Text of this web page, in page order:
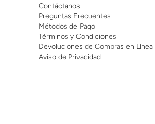
Contáctanos
Preguntas Frecuentes
Métodos de Pago
Términos y Condiciones
Devoluciones de Compras en Línea
Aviso de Privacidad